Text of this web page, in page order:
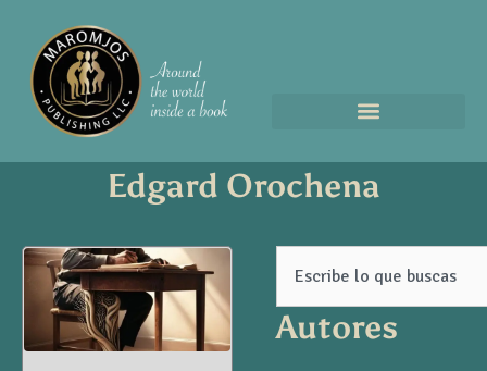
Edgard Orochena
PagePagePagePage Page
Autores